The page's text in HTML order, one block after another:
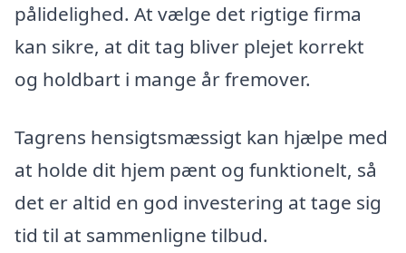
pålidelighed. At vælge det rigtige firma
kan sikre, at dit tag bliver plejet korrekt
og holdbart i mange år fremover.
Tagrens hensigtsmæssigt kan hjælpe med
at holde dit hjem pænt og funktionelt, så
det er altid en god investering at tage sig
tid til at sammenligne tilbud.